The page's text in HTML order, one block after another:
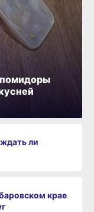
ли
крае